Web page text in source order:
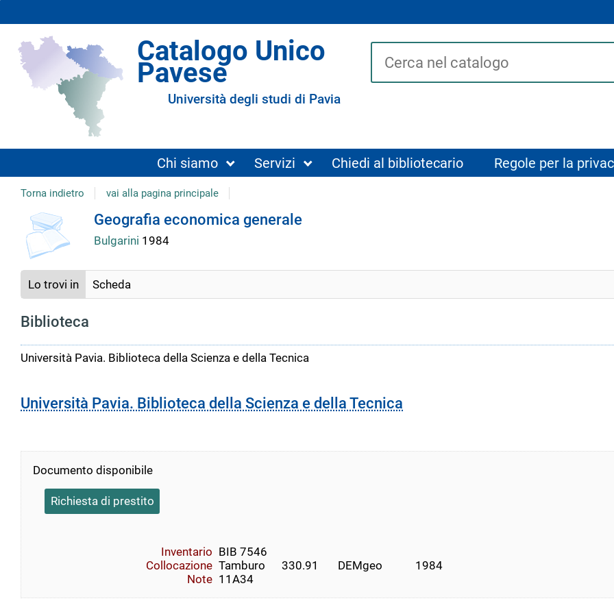
Catalogo Unico
Pavese
Università degli studi di Pavia
Cerca su "Catalogo"
Chi siamo Servizi Chiedi al bibliotecario Regole per la
Torna indietro vai alla pagina principale
Dettaglio
del
documento
copertina Geografia economica generale
Bulgarini 1984
Lo trovi in Scheda
Biblioteca
Università Pavia. Biblioteca della Scienza e della Tecnica
Università Pavia. Biblioteca della Scienza e della Tecnica
Documento disponibile
Richiesta di prestito
Inventario BIB 7546
Collocazione Tamburo      330.91       DEMgeo            1984
Note 11A34